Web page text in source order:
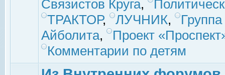
Связистов Круга,
ТРАКТОР, ЛУЧНИК,
Айболита,
Проект
Комментарии по детям